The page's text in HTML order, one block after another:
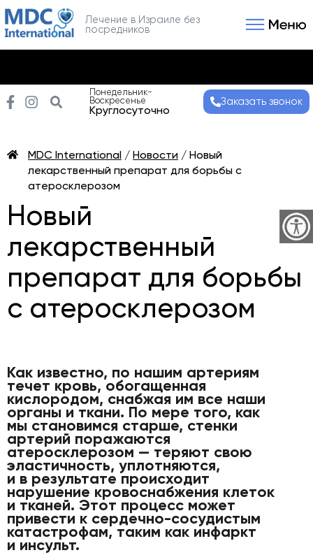
Лечение в Израиле без
посредников
Понедельник-
Воскресенье
Круглосуточно
Заказать звонок
MDC International / Новости / Новый
лекарственный препарат для борьбы с
атеросклерозом
Новый
лекарственный
препарат для борьбы
с атеросклерозом
Как известно, по нашим артериям
течет кровь, обогащенная
кислородом, снабжая им все наши
органы и ткани. По мере того, как
мы становимся старше, стенки
артерий поражаются
атеросклерозом — теряют свою
эластичность, уплотняются,
и в результате происходит
нарушение кровоснабжения клеток
и тканей. Этот процесс может
привести к сердечно-сосудистым
катастрофам, таким как инфаркт
и инсульт.